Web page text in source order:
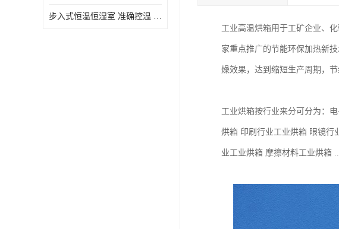
步入式恒温恒湿室 准确控温 试验周期自动化程度高
工业高温烘箱用于工矿企业、
家重点推广的节能环保加热新
燥效果，达到缩短生产周期，
工业烘箱按行业来分可分为：
烘箱 印刷行业工业烘箱 眼镜行
业工业烘箱 摩擦材料工业烘箱